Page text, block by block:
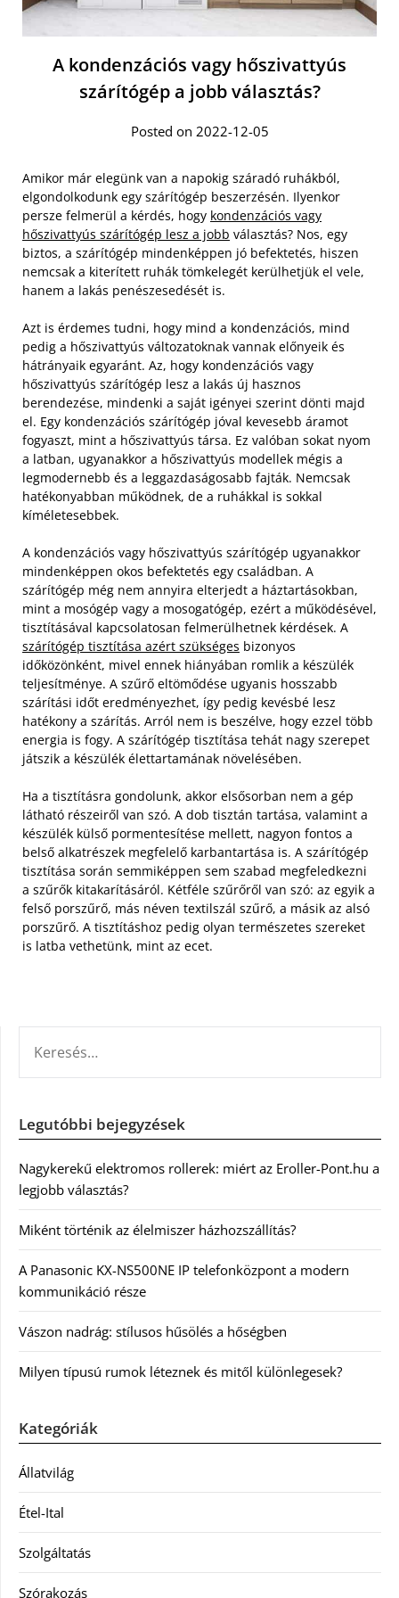
A kondenzációs vagy hőszivattyús
szárítógép a jobb választás?
Posted on 2022-12-05
Amikor már elegünk van a napokig száradó ruhákból,
elgondolkodunk egy szárítógép beszerzésén. Ilyenkor
persze felmerül a kérdés, hogy kondenzációs vagy
hőszivattyús szárítógép lesz a jobb választás? Nos, egy
biztos, a szárítógép mindenképpen jó befektetés, hiszen
nemcsak a kiterített ruhák tömkelegét kerülhetjük el vele,
hanem a lakás penészesedését is.
Azt is érdemes tudni, hogy mind a kondenzációs, mind
pedig a hőszivattyús változatoknak vannak előnyeik és
hátrányaik egyaránt. Az, hogy kondenzációs vagy
hőszivattyús szárítógép lesz a lakás új hasznos
berendezése, mindenki a saját igényei szerint dönti majd
el. Egy kondenzációs szárítógép jóval kevesebb áramot
fogyaszt, mint a hőszivattyús társa. Ez valóban sokat nyom
a latban, ugyanakkor a hőszivattyús modellek mégis a
legmodernebb és a leggazdaságosabb fajták. Nemcsak
hatékonyabban működnek, de a ruhákkal is sokkal
kíméletesebbek.
A kondenzációs vagy hőszivattyús szárítógép ugyanakkor
mindenképpen okos befektetés egy családban. A
szárítógép még nem annyira elterjedt a háztartásokban,
mint a mosógép vagy a mosogatógép, ezért a működésével,
tisztításával kapcsolatosan felmerülhetnek kérdések. A
szárítógép tisztítása azért szükséges bizonyos
időközönként, mivel ennek hiányában romlik a készülék
teljesítménye. A szűrő eltömődése ugyanis hosszabb
szárítási időt eredményezhet, így pedig kevésbé lesz
hatékony a szárítás. Arról nem is beszélve, hogy ezzel több
energia is fogy. A szárítógép tisztítása tehát nagy szerepet
játszik a készülék élettartamának növelésében.
Ha a tisztításra gondolunk, akkor elsősorban nem a gép
látható részeiről van szó. A dob tisztán tartása, valamint a
készülék külső pormentesítése mellett, nagyon fontos a
belső alkatrészek megfelelő karbantartása is. A szárítógép
tisztítása során semmiképpen sem szabad megfeledkezni
a szűrők kitakarításáról. Kétféle szűrőről van szó: az egyik a
felső porszűrő, más néven textilszál szűrő, a másik az alsó
porszűrő. A tisztításhoz pedig olyan természetes szereket
is latba vethetünk, mint az ecet.
Legutóbbi bejegyzések
Nagykerekű elektromos rollerek: miért az Eroller-Pont.hu a
legjobb választás?
Miként történik az élelmiszer házhozszállítás?
A Panasonic KX-NS500NE IP telefonközpont a modern
kommunikáció része
Vászon nadrág: stílusos hűsölés a hőségben
Milyen típusú rumok léteznek és mitől különlegesek?
Kategóriák
Állatvilág
Étel-Ital
Szolgáltatás
Szórakozás